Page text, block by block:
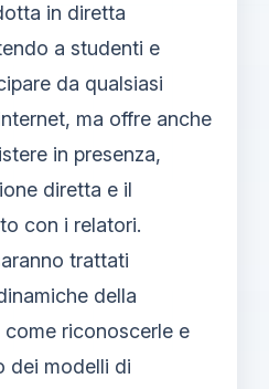
in diretta
a studenti e
da qualsiasi
ma offre anche
in presenza,
diretta e il
con i relatori.
trattati
della
riconoscerle e
dei modelli di